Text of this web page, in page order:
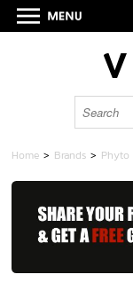
Home > Brands > Phyto